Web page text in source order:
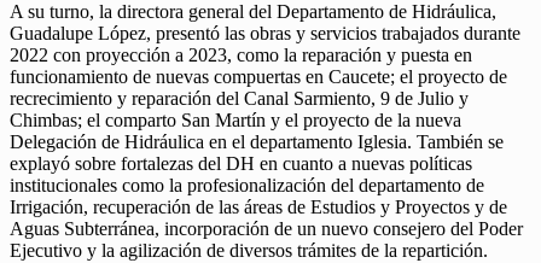
A su turno, la directora general del Departamento de Hidráulica,
Guadalupe López, presentó las obras y servicios trabajados durante
2022 con proyección a 2023, como la reparación y puesta en
funcionamiento de nuevas compuertas en Caucete; el proyecto de
recrecimiento y reparación del Canal Sarmiento, 9 de Julio y
Chimbas; el comparto San Martín y el proyecto de la nueva
Delegación de Hidráulica en el departamento Iglesia. También se
explayó sobre fortalezas del DH en cuanto a nuevas políticas
institucionales como la profesionalización del departamento de
Irrigación, recuperación de las áreas de Estudios y Proyectos y de
Aguas Subterránea, incorporación de un nuevo consejero del Poder
Ejecutivo y la agilización de diversos trámites de la repartición.